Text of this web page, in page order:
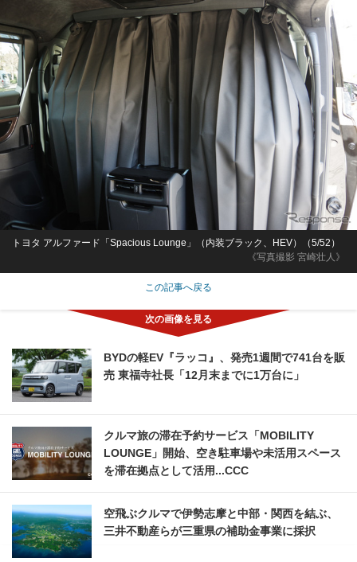
《写真撮影 宮崎壮人》
トヨタ アルファード「Spacious Lounge」（内装ブラック、HEV）（5/52）
この記事へ戻る
BYDの軽EV『ラッコ』、発売1週間で741台を販
売 東福寺社長「12月末までに1万台に」
クルマ旅の滞在予約サービス「MOBILITY
LOUNGE」開始、空き駐車場や未活用スペース
を滞在拠点として活用...CCC
空飛ぶクルマで伊勢志摩と中部・関西を結ぶ、
三井不動産らが三重県の補助金事業に採択